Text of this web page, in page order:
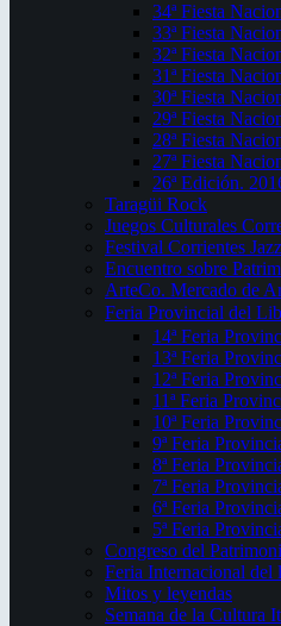
34ª Fiesta
33ª Fiesta
32ª Fiesta
31ª Fiesta
30ª Fiesta
29ª Fiesta
28ª Fiesta
27ª Fiesta
26ª Edición.
Taragüi Rock
Juegos Culturales
Festival Corrientes Jazz
Encuentro sobre
ArteCo. Mercado de
Feria Provincial del
14ª Feria
13ª Feria
12ª Feria
11ª Feria
10ª Feria
9ª Feria
8ª Feria
7ª Feria
6ª Feria
5ª Feria
Congreso del
Feria Internacional del
Mitos y leyendas
Semana de la Cultura